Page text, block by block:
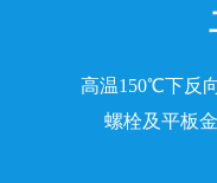
高温150℃下反
螺栓及平板